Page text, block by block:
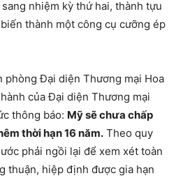
nhiệm kỳ thứ hai, thành tựu
thành một công cụ cưỡng ép
phòng Đại diện Thương mại Hoa
của Đại diện Thương mại
thông báo: Mỹ sẽ chưa chấp
thời hạn 16 năm. Theo quy
phải ngồi lại để xem xét toàn
thuận, hiệp định được gia hạn